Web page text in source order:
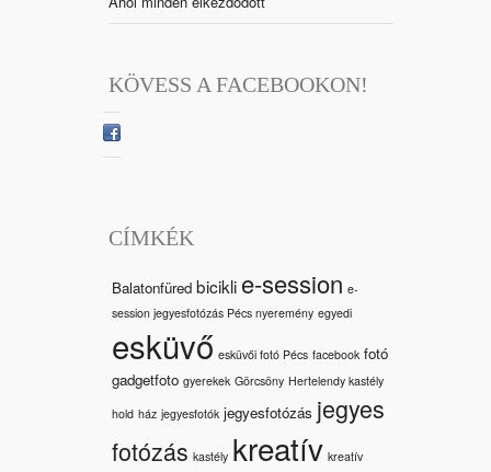
KÖVESS A FACEBOOKON!
CÍMKÉK
Balatonfüred bicikli e-session e-
session jegyesfotózás Pécs nyeremény egyedi
esküvő esküvői fotó Pécs facebook fotó
gadgetfoto gyerekek Görcsöny Hertelendy kastély
hold ház jegyesfotók jegyesfotózás jegyes
fotózás kastély kreatív kreatív